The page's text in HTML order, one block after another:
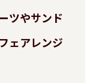
ツやサンド
ェアレンジ